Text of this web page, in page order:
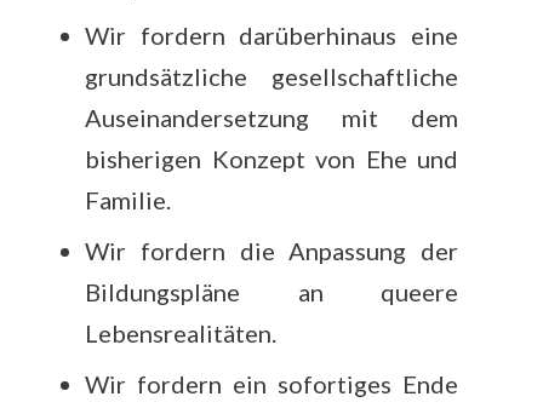
Wir fordern darüberhinaus eine
grundsätzliche gesellschaftliche
Auseinandersetzung mit dem
bisherigen Konzept von Ehe und
Familie.
Wir fordern die Anpassung der
Bildungspläne an queere
Lebensrealitäten.
Wir fordern ein sofortiges Ende